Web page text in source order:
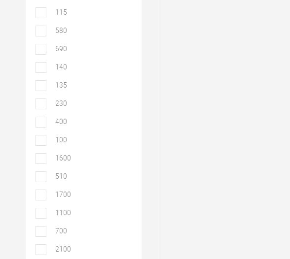
115
580
690
140
135
230
400
100
1600
510
1700
1100
700
2100